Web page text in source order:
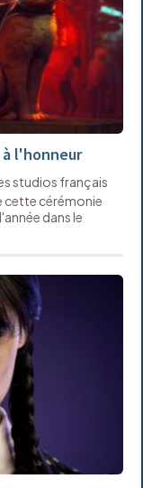
à l'honneur
studios français
cette cérémonie
dans le